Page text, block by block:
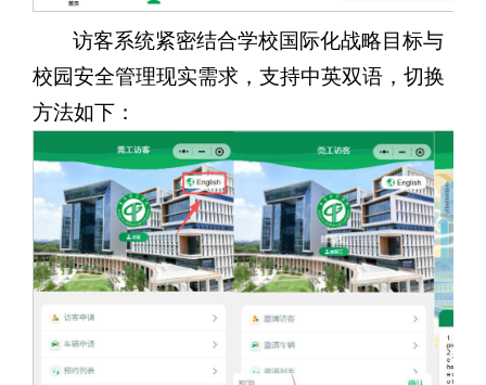
访客系统紧密结合学校国际化战略目标与
校园安全管理现实需求， 支持中英双语，切换
方法如下：